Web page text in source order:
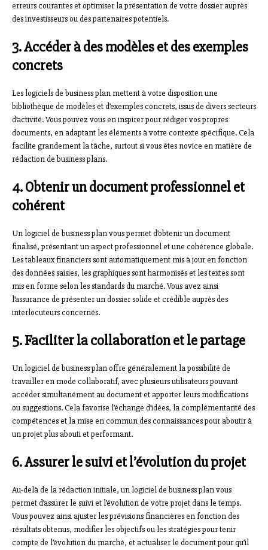
erreurs courantes et optimiser la présentation de votre dossier auprès
des investisseurs ou des partenaires potentiels.
3. Accéder à des modèles et des exemples
concrets
Les logiciels de business plan mettent à votre disposition une
bibliothèque de modèles et d’exemples concrets, issus de divers secteurs
d’activité. Vous pouvez vous en inspirer pour rédiger vos propres
documents, en adaptant les éléments à votre contexte spécifique. Cela
facilite grandement la tâche, surtout si vous êtes novice en matière de
rédaction de business plans.
4. Obtenir un document professionnel et
cohérent
Un logiciel de business plan vous permet d’obtenir un document
finalisé, présentant un aspect professionnel et une cohérence globale.
Les tableaux financiers sont automatiquement mis à jour en fonction
des données saisies, les graphiques sont harmonisés et les textes sont
mis en forme selon les standards du marché. Vous avez ainsi
l’assurance de présenter un dossier solide et crédible auprès des
interlocuteurs concernés.
5. Faciliter la collaboration et le partage
Un logiciel de business plan offre généralement la possibilité de
travailler en mode collaboratif, avec plusieurs utilisateurs pouvant
accéder simultanément au document et apporter leurs modifications
ou suggestions. Cela favorise l’échange d’idées, la complémentarité des
compétences et la mise en commun des connaissances pour aboutir à
un projet plus abouti et performant.
6. Assurer le suivi et l’évolution du projet
Au-delà de la rédaction initiale, un logiciel de business plan vous
permet d’assurer le suivi et l’évolution de votre projet dans le temps.
Vous pouvez ainsi ajuster les prévisions financières en fonction des
résultats obtenus, modifier les objectifs ou les stratégies pour tenir
compte de l’évolution du marché, et actualiser le document pour qu’il